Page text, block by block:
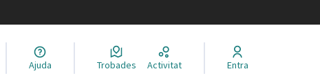
Elegir el idioma
Ajuda Trobades Activitat Entra